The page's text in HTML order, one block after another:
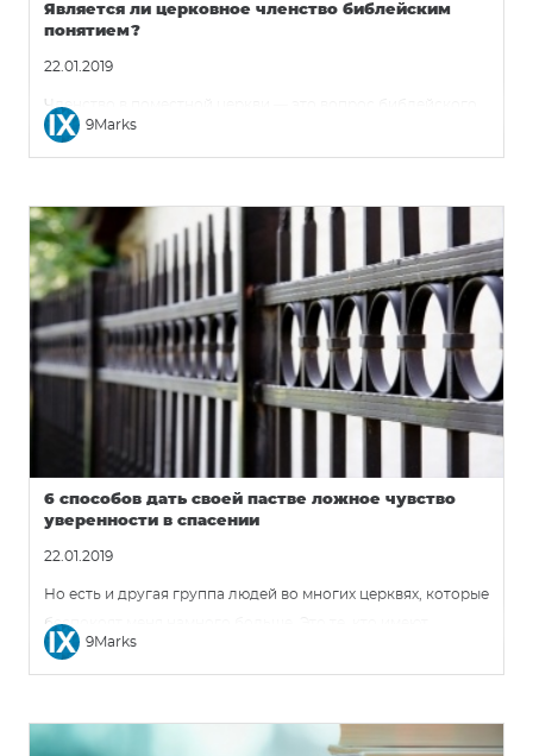
Является ли церковное членство библейским
понятием?
22.01.2019
Членство в поместной церкви — это вопрос библейского
послушания, а не личных предпочтений.
9Marks
6 способов дать своей пастве ложное чувство
уверенности в спасении
22.01.2019
Но есть и другая группа людей во многих церквях, которые
беспокоят меня намного больше. Это те, кто имеют
твердую, но при этом ничем не обоснованную
уверенность во спасении. Возможно, и вы знаете таких.
один из публично заметных грехов. И они люди высоких
9Marks